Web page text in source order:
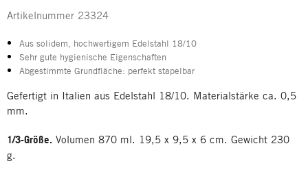
Artikelnummer 23324
Aus solidem, hochwertigem Edelstahl 18/10
Sehr gute hygienische Eigenschaften
Abgestimmte Grundfläche: perfekt stapelbar
Gefertigt in Italien aus Edelstahl 18/10. Materialstärke ca. 0,5
mm.
1/3-Größe. Volumen 870 ml. 19,5 x 9,5 x 6 cm. Gewicht 230
g.